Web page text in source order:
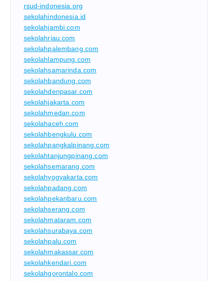
rsud-indonesia.org
sekolahindonesia.id
sekolahjambi.com
sekolahriau.com
sekolahpalembang.com
sekolahlampung.com
sekolahsamarinda.com
sekolahbandung.com
sekolahdenpasar.com
sekolahjakarta.com
sekolahmedan.com
sekolahaceh.com
sekolahbengkulu.com
sekolahpangkalpinang.com
sekolahtanjungpinang.com
sekolahsemarang.com
sekolahyogyakarta.com
sekolahpadang.com
sekolahpekanbaru.com
sekolahserang.com
sekolahmataram.com
sekolahsurabaya.com
sekolahpalu.com
sekolahmakassar.com
sekolahkendari.com
sekolahgorontalo.com